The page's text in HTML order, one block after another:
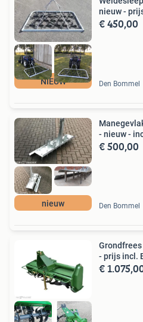
NIEUW
nieuw -
€ 450,00
Den Bommel
nieuw
- nieuw -
€ 500,00
Den Bommel
- prijs incl.
€